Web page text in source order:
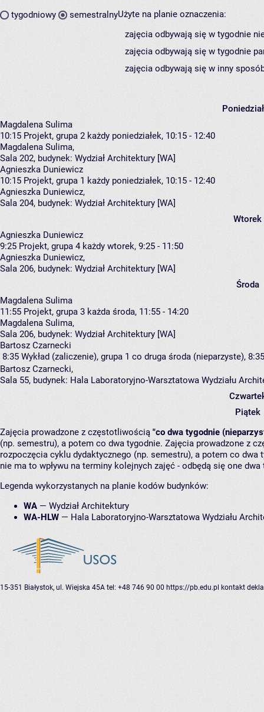
tygodniowy semestralnyUżyte na planie oznaczenia:
zajęcia odbywają się w tygodnie
zajęcia odbywają się w tygodnie
zajęcia odbywają się w inny
Magdalena Sulima
10:15 Projekt, grupa 2 każdy poniedziałek, 10:15 - 12:40
Magdalena Sulima,
Sala 202, budynek: Wydział Architektury [WA]
Agnieszka Duniewicz
10:15 Projekt, grupa 1 każdy poniedziałek, 10:15 - 12:40
Agnieszka Duniewicz,
Sala 204, budynek: Wydział Architektury [WA]
Wtorek
Agnieszka Duniewicz
9:25 Projekt, grupa 4 każdy wtorek, 9:25 - 11:50
Agnieszka Duniewicz,
Sala 206, budynek: Wydział Architektury [WA]
Środa
Magdalena Sulima
11:55 Projekt, grupa 3 każda środa, 11:55 - 14:20
Magdalena Sulima,
Sala 206, budynek: Wydział Architektury [WA]
Bartosz Czarnecki
8:35 Wykład (zaliczenie), grupa 1 co druga środa (nieparzyste),
Bartosz Czarnecki,
Sala 55, budynek: Hala Laboratoryjno-Warsztatowa Wydziału
Piątek
Zajęcia prowadzone z częstotliwością "co dwa tygodnie
(np. semestru), a potem co dwa tygodnie. Zajęcia prowadzone z
rozpoczęcia cyklu dydaktycznego (np. semestru), a potem co
nie ma to wpływu na terminy kolejnych zajęć - odbędą się one
Legenda wykorzystanych na planie kodów budynków:
WA — Wydział Architektury
WA-HLW — Hala Laboratoryjno-Warsztatowa Wydziału
15-351 Białystok, ul. Wiejska 45A tel: +48 746 90 00 https://pb.edu.pl kontakt